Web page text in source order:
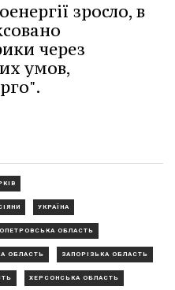
зросло, в
через
умов,
УКРАЇНА
ОБЛАСТЬ
ОБЛАСТЬ ЗАПОРІЗЬКА ОБЛАСТЬ
ХЕРСОНСЬКА ОБЛАСТЬ